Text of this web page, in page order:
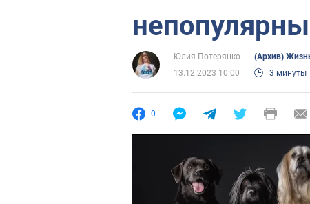
Юлия Потерянко
(Архив)
13.12.2023 10:00
3 минуты
0